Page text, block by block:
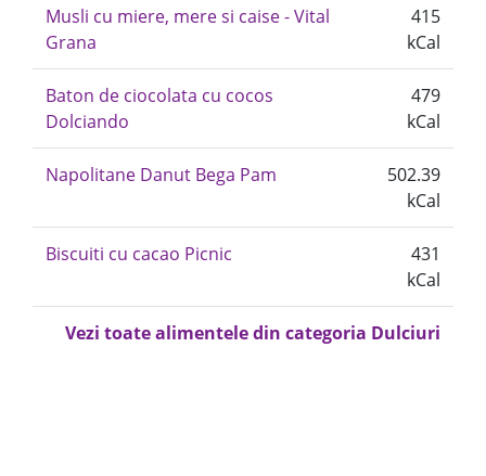
Musli cu miere, mere si caise - Vital
Grana
415
kCal
Baton de ciocolata cu cocos
Dolciando
479
kCal
Napolitane Danut Bega Pam
502.39
kCal
Biscuiti cu cacao Picnic
431
kCal
Vezi toate alimentele din categoria Dulciuri